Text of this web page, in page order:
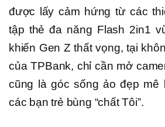
được lấy cảm hứng từ các
tập thẻ đa năng Flash 2in1
khiến Gen Z thất vọng, tại
của TPBank, chỉ cần mở
cũng là góc sống ảo đẹp mê
các bạn trẻ bùng “chất Tôi”.